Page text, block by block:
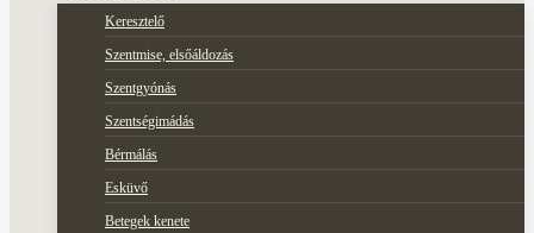
Keresztelő
Szentmise, elsőáldozás
Szentgyónás
Szentségimádás
Bérmálás
Esküvő
Betegek kenete